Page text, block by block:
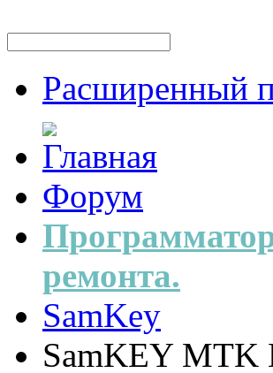
Расширенный
Форум
ремонта.
SamKey
SamKEY MTK